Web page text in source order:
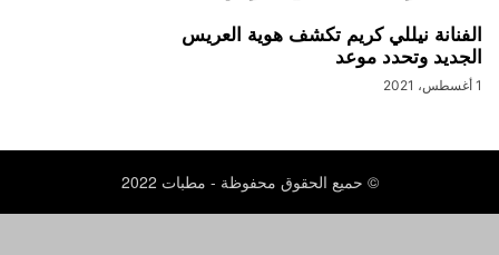
الفنانة نيللي كريم تكشف هوية العريس
الجديد وتحدد موعد
1 أغسطس، 2021
© حميع الحقوق محفوظة - مطبات 2022